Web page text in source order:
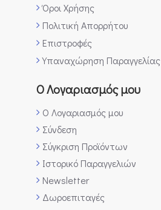
Όροι Χρήσης
Πολιτική Απορρήτου
Επιστροφές
Υπαναχώρηση Παραγγελίας
Ο Λογαριασμός μου
Ο Λογαριασμός μου
Σύνδεση
Σύγκριση Προϊόντων
Ιστορικό Παραγγελιών
Newsletter
Δωροεπιταγές